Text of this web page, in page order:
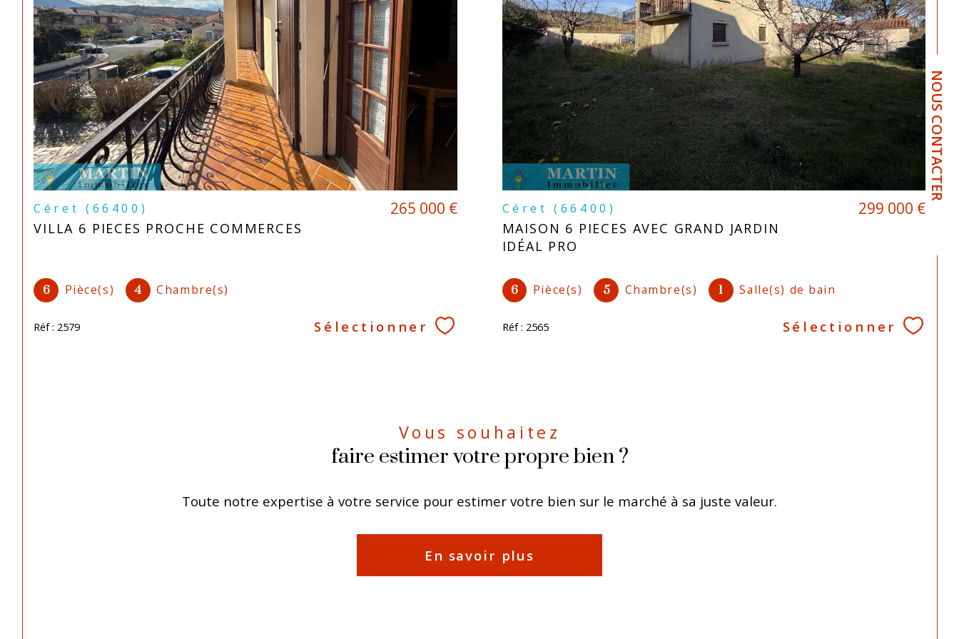
NOUS CONTACTER
Céret (66400)
VILLA 6 PIECES PROCHE COMMERCES
265 000 €
6 Pièce(s) 4 Chambre(s)
Réf : 2579 Sélectionner
Céret (66400)
MAISON 6 PIECES AVEC GRAND JARDIN
IDÉAL PRO
299 000 €
6 Pièce(s) 5 Chambre(s) 1 Salle(s) de bain
Réf : 2565 Sélectionner
Vous souhaitez
faire estimer votre propre bien ?
Toute notre expertise à votre service pour estimer votre bien sur le marché à sa juste valeur.
En savoir plus